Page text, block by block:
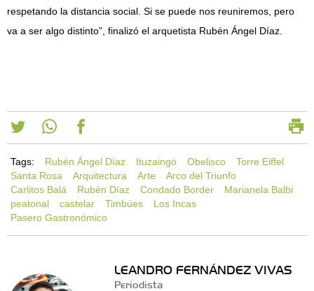
respetando la distancia social. Si se puede nos reuniremos, pero
va a ser algo distinto”, finalizó el arquetista Rubén Ángel Díaz.
Tags: Rubén Ángel Díaz Ituzaingó Obelisco
Torre Eiffel
Santa Rosa
Arquitectura Arte
Arco del Triunfo
Carlitos Balá
Rubén Díaz Condado Border
Marianela Balbi
peatonal
castelar Timbúes
Los Incas
Pasero Gastronómico
LEANDRO FERNÁNDEZ VIVAS
Periodista